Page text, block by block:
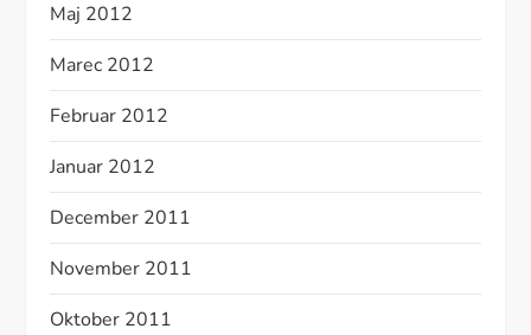
Maj 2012
Marec 2012
Februar 2012
Januar 2012
December 2011
November 2011
Oktober 2011